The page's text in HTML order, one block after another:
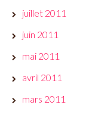
juillet 2011
juin 2011
mai 2011
avril 2011
mars 2011